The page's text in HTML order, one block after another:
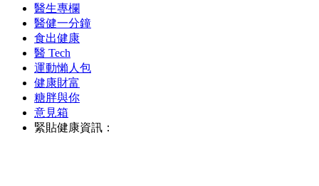
醫生專欄
醫健一分鐘
食出健康
醫 Tech
運動懶人包
健康財富
糖胖與你
意見箱
緊貼健康資訊：